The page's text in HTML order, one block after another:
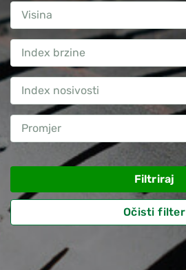
Visina
Index brzine
Index nosivosti
Promjer
Filtriraj
Očisti filter